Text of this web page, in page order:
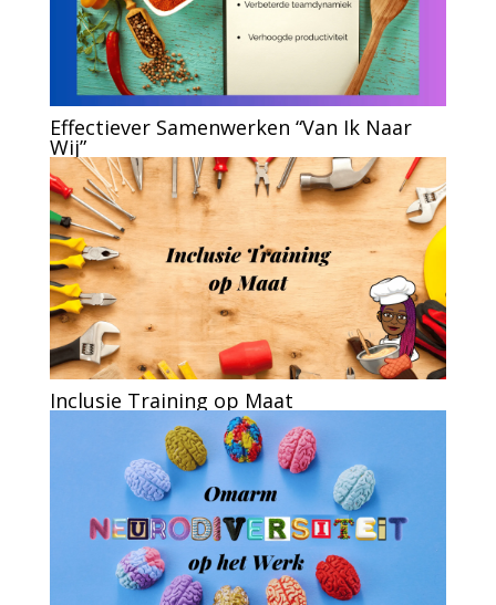
Effectiever Samenwerken “Van Ik Naar
Wij”
Inclusie Training op Maat